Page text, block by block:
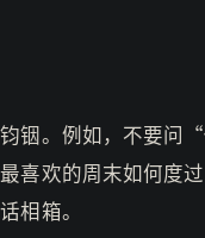
铟。例如，不要问
喜欢的周末如何度
相箱。